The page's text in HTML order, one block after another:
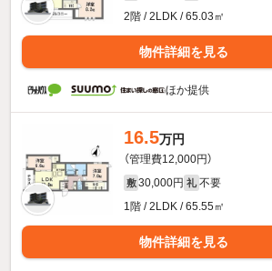
2階 / 2LDK / 65.03㎡
物件詳細を見る
ほか提供
16.5万円
（管理費12,000円）
敷 30,000円 礼 不要
1階 / 2LDK / 65.55㎡
物件詳細を見る